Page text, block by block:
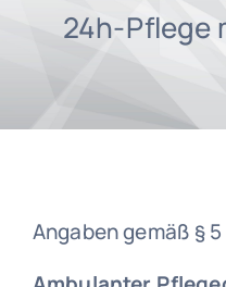
24h-Pflege
Angaben gemäß § 5